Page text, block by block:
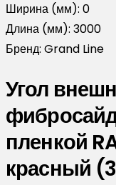
Ширина (мм): 0
Длина (мм): 3000
Бренд: Grand Line
Угол
пленкой
красный